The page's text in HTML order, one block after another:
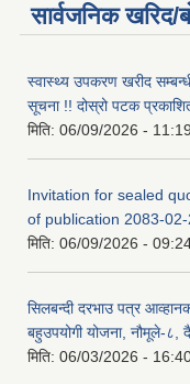
सार्वजनिक
स्वास्थ्य उपकरण खरीद
सूचना !! दोस्रो पटक
मिति: 06/09/2026 - 11:19
Invitation for sealed
of publication 2083-
मिति: 06/09/2026 -
सिलबन्दी दरभाउ पत्र
बहुउपयोगी योजना, नौमूले-८,
मिति: 06/03/2026 -